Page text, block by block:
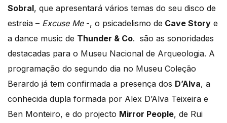
Sobral, que apresentará vários temas do seu disco de
estreia – Excuse Me-, o psicadelismo de Cave Story e
a dance music de Thunder & Co. são as sonoridades
destacadas para o Museu Nacional de Arqueologia. A
programação do segundo dia no Museu Coleção
Berardo já tem confirmada a presença dos D’Alva, a
conhecida dupla formada por Alex D’Alva Teixeira e
Ben Monteiro, e do projecto Mirror People, de Rui